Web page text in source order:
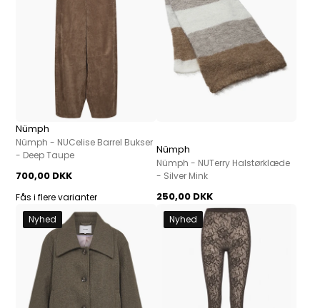
Nümph
Nümph - NUCelise Barrel Bukser
- Deep Taupe
700,00 DKK
Fås i flere varianter
Nümph
Nümph - NUTerry Halstørklæde
- Silver Mink
250,00 DKK
Nyhed Nyhed